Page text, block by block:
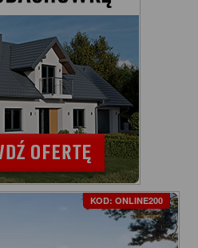
KOD: ONLINE200